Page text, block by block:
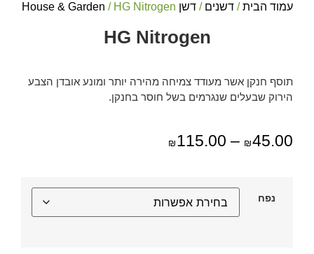
עמוד הבית/דשנים /דשן House & Garden / HG Nitrogen
HG Nitrogen
תוסף חנקן אשר מעודד צמיחה מהירה יותר ומונע אובדן הצבע
הירוק שבעלים שנגרמים בשל חוסר בחנקן.
₪45.00
–
₪ 115.00
נפח